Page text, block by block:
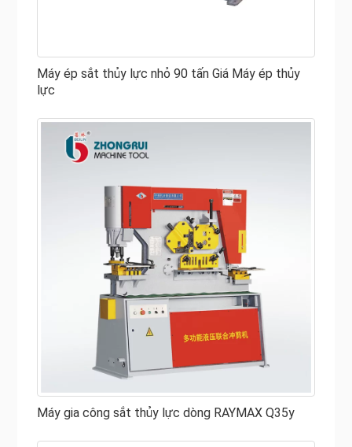
Máy ép sắt thủy lực nhỏ 90 tấn Giá Máy ép thủy
lực
Máy gia công sắt thủy lực dòng RAYMAX Q35y